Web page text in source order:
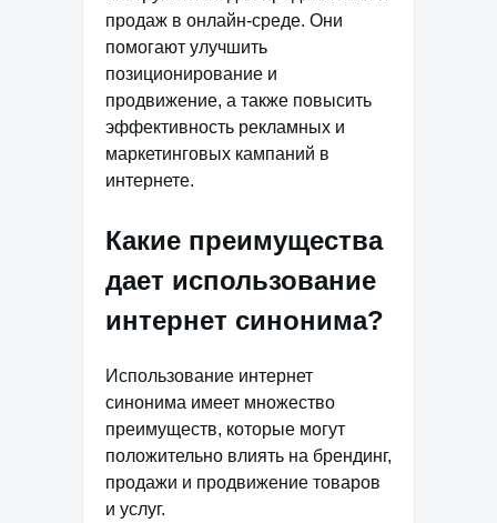
продаж в онлайн-среде. Они
помогают улучшить
позиционирование и
продвижение, а также повысить
эффективность рекламных и
маркетинговых кампаний в
интернете.
Какие преимущества
дает использование
интернет синонима?
Использование интернет
синонима имеет множество
преимуществ, которые могут
положительно влиять на брендинг,
продажи и продвижение товаров
и услуг.